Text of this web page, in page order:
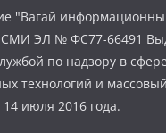
"Вагай
СМИ ЭЛ № ФС77-66491
по надзору в
технологий и
июля 2016 года.